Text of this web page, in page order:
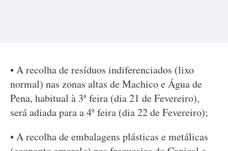
• A recolha de resíduos indiferenciados (lixo
normal) nas zonas altas de Machico e Água de
Pena, habitual à 3ª feira (dia 21 de Fevereiro),
será adiada para a 4ª feira (dia 22 de Fevereiro);
• A recolha de embalagens plásticas e metálicas